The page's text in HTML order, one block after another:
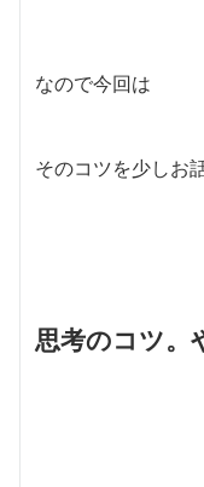
なので今回は
そのコツを少しお
思考のコツ。